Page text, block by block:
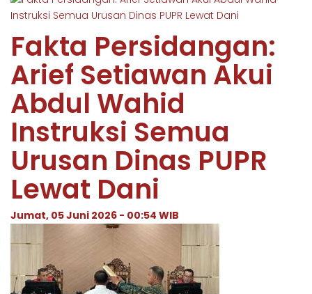
Fakta Persidangan:
Arief Setiawan Akui
Abdul Wahid
Instruksi Semua
Urusan Dinas PUPR
Lewat Dani
Jumat, 05 Juni 2026 - 00:54 WIB